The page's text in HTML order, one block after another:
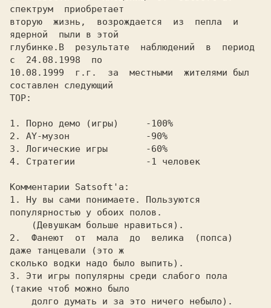
спектрум  приобретает
вторую  жизнь,  возрождается  из  пепла  и
ядерной  пыли в этой
глубинке.В  результате  наблюдений  в  период
с  24.08.1998  по
10.08.1999  г.г.  за  местными  жителями был
составлен следующий
TOP:
1. Порно демо (игры)     -100%
2. AY-музон              -90%
3. Логические игры       -60%
4. Стратегии             -1 человек
Комментаpии Satsoft'а:
1. Ну вы сами понимаете. Пользуются
популярностью у обоих полов.
2.  Фанеют  от  мала  до  велика  (попса)
даже танцевали (это ж
сколько водки надо было выпить).
3. Эти игры популярны среди слабого пола
(такие чтоб можно было